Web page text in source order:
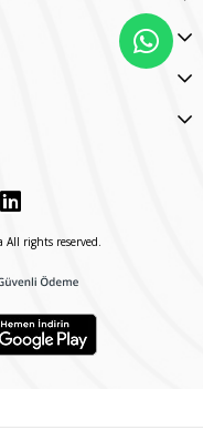
rights reserved.